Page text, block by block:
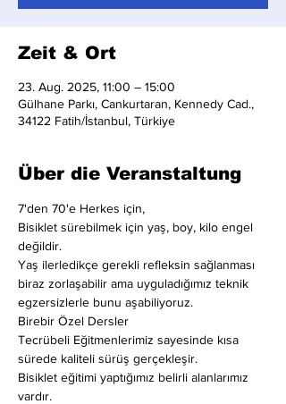
Zeit & Ort
23. Aug. 2025, 11:00 – 15:00
Gülhane Parkı, Cankurtaran, Kennedy Cad.,
34122 Fatih/İstanbul, Türkiye
Über die Veranstaltung
7'den 70'e Herkes için,
Bisiklet sürebilmek için yaş, boy, kilo engel
değildir.
Yaş ilerledikçe gerekli refleksin sağlanması
biraz zorlaşabilir ama uyguladığımız teknik
egzersizlerle bunu aşabiliyoruz.
Birebir Özel Dersler
Tecrübeli Eğitmenlerimiz sayesinde kısa
sürede kaliteli sürüş gerçekleşir.
Bisiklet eğitimi yaptığımız belirli alanlarımız
vardır.